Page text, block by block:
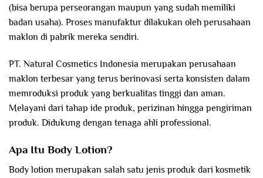
(bisa berupa perseorangan maupun yang sudah memiliki
badan usaha). Proses manufaktur dilakukan oleh perusahaan
maklon di pabrik mereka sendiri.
PT. Natural Cosmetics Indonesia merupakan perusahaan
maklon terbesar yang terus berinovasi serta konsisten dalam
memroduksi produk yang berkualitas tinggi dan aman.
Melayani dari tahap ide produk, perizinan hingga pengiriman
produk. Didukung dengan tenaga ahli professional.
Apa Itu Body Lotion?
Body lotion merupakan salah satu jenis produk dari kosmetik